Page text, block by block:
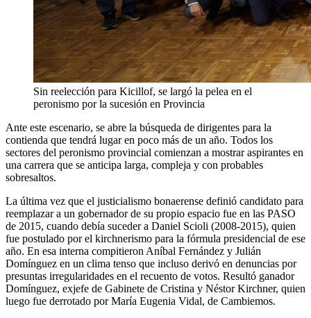
Sin reelección para Kicillof, se largó la pelea en el
peronismo por la sucesión en Provincia
Ante este escenario, se abre la búsqueda de dirigentes para la
contienda que tendrá lugar en poco más de un año. Todos los
sectores del peronismo provincial comienzan a mostrar aspirantes en
una carrera que se anticipa larga, compleja y con probables
sobresaltos.
La última vez que el justicialismo bonaerense definió candidato para
reemplazar a un gobernador de su propio espacio fue en las PASO
de 2015, cuando debía suceder a Daniel Scioli (2008-2015), quien
fue postulado por el kirchnerismo para la fórmula presidencial de ese
año. En esa interna compitieron Aníbal Fernández y Julián
Domínguez en un clima tenso que incluso derivó en denuncias por
presuntas irregularidades en el recuento de votos. Resultó ganador
Domínguez, exjefe de Gabinete de Cristina y Néstor Kirchner, quien
luego fue derrotado por María Eugenia Vidal, de Cambiemos.